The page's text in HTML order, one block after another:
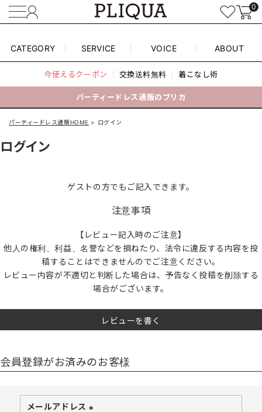
0
CATEGORY SERVICE VOICE ABOUT
今使えるクーポン 交換送料無料 着こなし術
パーティードレス通販のプリカ
パーティードレス通販HOME ログイン
ログイン
ゲストの方でもご記入できます。
注意事項
【レビュー記入時のご注意】
他人の権利、利益、名誉などを損ねたり、法令に違反する内容を投
稿することはできませんのでご注意ください。
レビュー内容が不適切と判断した場合は、予告なく投稿を削除する
場合がございます。
レビューを書く
会員登録がお済みのお客様
メールアドレス